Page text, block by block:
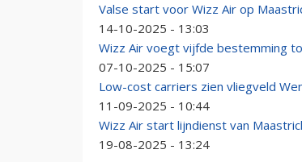
Valse start voor Wizz Air op
14-10-2025 - 13:03
Wizz Air voegt vijfde bestemming
07-10-2025 - 15:07
Low-cost carriers zien vliegveld
11-09-2025 - 10:44
Wizz Air start lijndienst van
19-08-2025 - 13:24